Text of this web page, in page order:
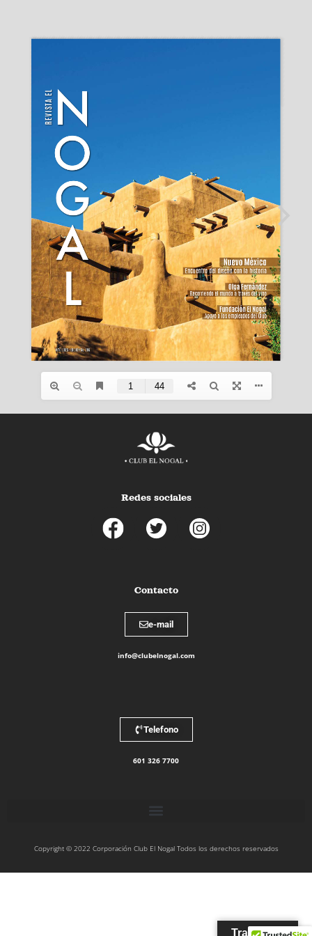
Redes sociales
Contacto
e-mail
info@clubelnogal.com
Telefono
601 326 7700
Copyright © 2022 Corporación Club El Nogal Todos los derechos reservados
Traducir »